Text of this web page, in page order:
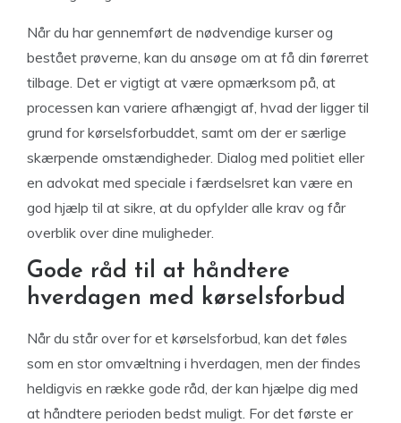
Når du har gennemført de nødvendige kurser og
bestået prøverne, kan du ansøge om at få din førerret
tilbage. Det er vigtigt at være opmærksom på, at
processen kan variere afhængigt af, hvad der ligger til
grund for kørselsforbuddet, samt om der er særlige
skærpende omstændigheder. Dialog med politiet eller
en advokat med speciale i færdselsret kan være en
god hjælp til at sikre, at du opfylder alle krav og får
overblik over dine muligheder.
Gode råd til at håndtere
hverdagen med kørselsforbud
Når du står over for et kørselsforbud, kan det føles
som en stor omvæltning i hverdagen, men der findes
heldigvis en række gode råd, der kan hjælpe dig med
at håndtere perioden bedst muligt. For det første er